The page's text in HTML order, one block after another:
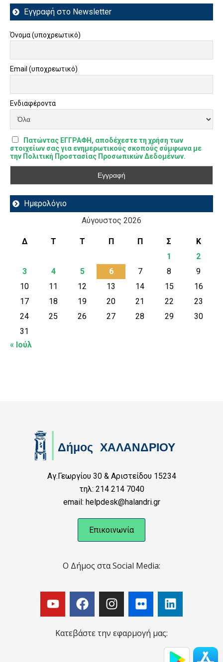
Εγγραφή στο Newsletter
Όνομα (υποχρεωτικό)
Email (υποχρεωτικό)
Ενδιαφέροντα
Πατώντας ΕΓΓΡΑΦΗ, αποδέχεστε τη χρήση των
στοιχείων σας για ενημερωτικούς σκοπούς σύμφωνα με
την Πολιτική Προστασίας Προσωπικών Δεδομένων.
Ημερολόγιο
Αύγουστος 2026
Δ Τ Τ Π Π Σ
Κ
1
2
3
4 5 6 7 8
9
10
11 12 13 14 15
16
17
18 19 20 21 22
23
24
25 26 27 28 29
30
31
« Ιούλ
Αγ.Γεωργίου 30 & Αριστείδου 15234
τηλ: 214 214 7040
email: helpdesk@halandri.gr
Επικοινωνία
Ο Δήμος στα Social Media:
Κατεβάστε την εφαρμογή μας: